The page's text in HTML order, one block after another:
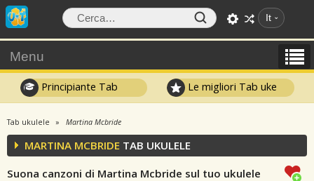
It
Menu
Principiante Tab Le migliori Tab uke
Tab ukulele Martina Mcbride
MARTINA MCBRIDE TAB UKULELE
Suona canzoni di Martina Mcbride sul tuo ukulele